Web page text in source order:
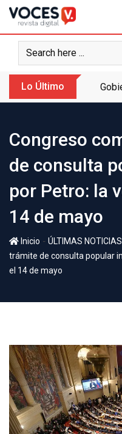
Lo Último
Congreso
de consulta
por Petro: la
14 de mayo
Inicio - ÚLTIMAS NOTICIAS
trámite de consulta popular
el 14 de mayo